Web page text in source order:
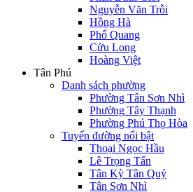
Nguyễn Văn Trỗi
Hồng Hà
Phổ Quang
Cửu Long
Hoàng Việt
Tân Phú
Danh sách phường
Phường Tân Sơn Nhì
Phường Tây Thạnh
Phường Phú Thọ Hòa
Tuyến đường nổi bật
Thoại Ngọc Hầu
Lê Trọng Tấn
Tân Kỳ Tân Quý
Tân Sơn Nhì